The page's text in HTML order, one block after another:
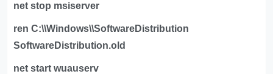
net stop msiserver
ren C:\\Windows\\SoftwareDistribution
SoftwareDistribution.old
net start wuauserv